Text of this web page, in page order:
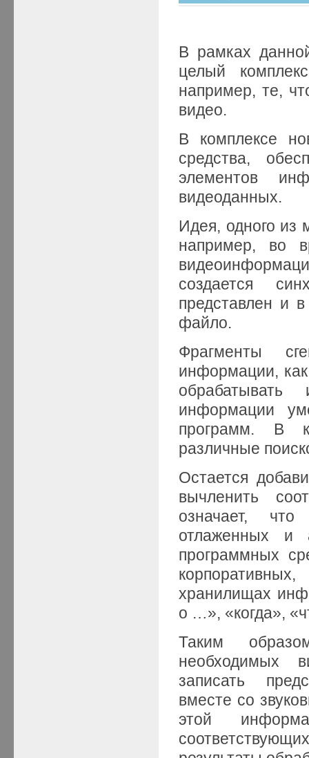
В рамках
целый
например, те,
видео.
В комплексе
средства,
элементов
видеоданных.
Идея, одного из
например, во
создается
представлен и
файло.
Фрагменты
информации,
информации
программ. В
различные
Остается
вычленить
означает, что
отлаженных и
программных
хранилищах
о …», «когда»,
Таким
необходимых
записать
вместе со
этой